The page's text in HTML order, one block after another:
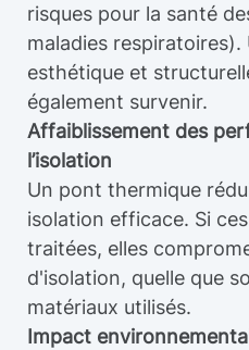
risques pour la santé
maladies
esthétique et
également survenir.
Affaiblissement des
l’isolation
Un pont thermique
isolation efficace. Si
traitées, elles
d'isolation, quelle que
matériaux utilisés.
Impact